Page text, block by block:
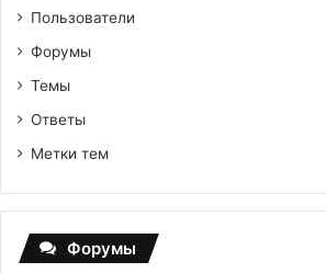
Пользователи
Форумы
Темы
Ответы
Метки тем
Форумы